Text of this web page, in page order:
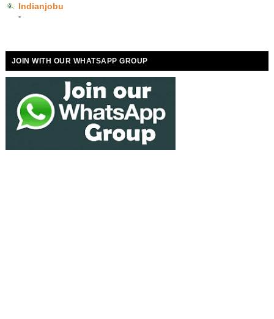
Indianjobu
-
JOIN WITH OUR WHATSAPP GROUP